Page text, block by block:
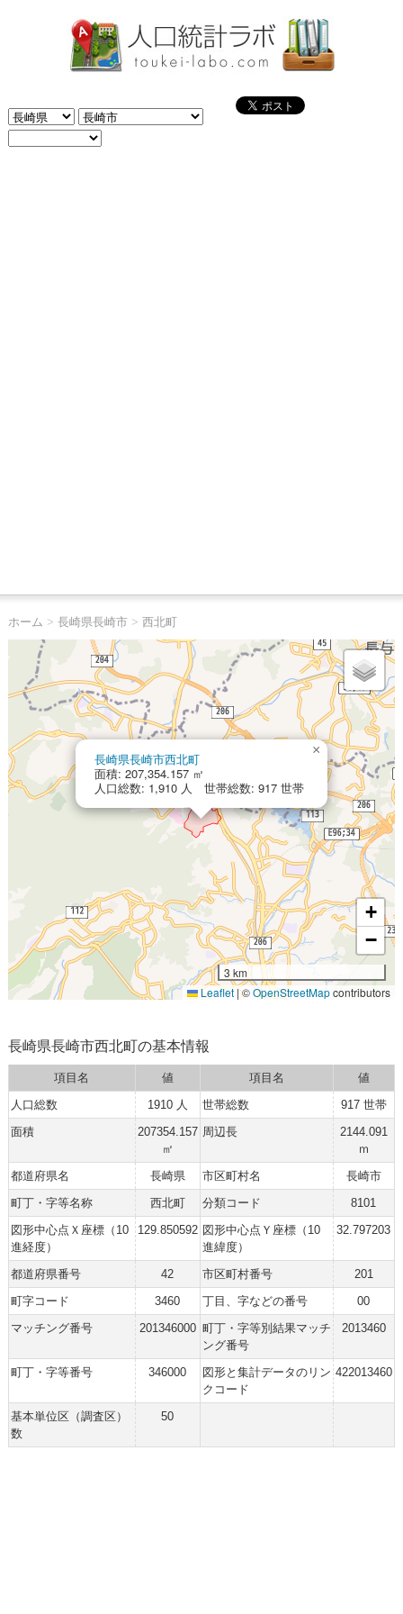
ホーム > 長崎県長崎市> 西北町
長崎県長崎市西北町
面積: 207,354.157 ㎡
人口総数: 1,910 人 世帯総数: 917 世帯
×
+
−
3 km
Leaflet | ©OpenStreetMapcontributors
長崎県長崎市西北町の基本情報
項目名 値 項目名
値
人口総数
1910 人 世帯総数
917 世帯
面積
207354.157
㎡
周辺長
2144.091
ｍ
都道府県名
長崎県 市区町村名
長崎市
町丁・字等名称
西北町 分類コード
8101
図形中心点Ｘ座標（10
進経度）
129.850592 図形中心点Ｙ座標（10
進緯度）
32.797203
都道府県番号 42 市区町村番号
201
町字コード
3460 丁目、字などの番号
00
マッチング番号
201346000 町丁・字等別結果マッチ
ング番号
2013460
町丁・字等番号 346000
図形と集計データのリン
クコード
422013460
基本単位区（調査区）
数
50